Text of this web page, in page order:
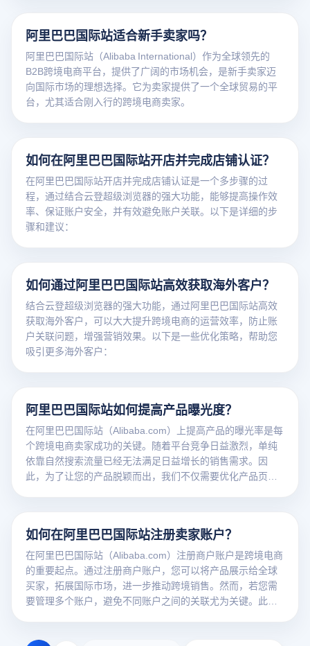
阿里巴巴国际站适合新手卖家吗？
阿里巴巴国际站（Alibaba International）作为全球领先的
B2B跨境电商平台，提供了广阔的市场机会，是新手卖家迈
向国际市场的理想选择。它为卖家提供了一个全球贸易的平
台，尤其适合刚入行的跨境电商卖家。
如何在阿里巴巴国际站开店并完成店铺认证？
在阿里巴巴国际站开店并完成店铺认证是一个多步骤的过
程，通过结合云登超级浏览器的强大功能，能够提高操作效
率、保证账户安全，并有效避免账户关联。以下是详细的步
骤和建议：
如何通过阿里巴巴国际站高效获取海外客户？
结合云登超级浏览器的强大功能，通过阿里巴巴国际站高效
获取海外客户，可以大大提升跨境电商的运营效率，防止账
户关联问题，增强营销效果。以下是一些优化策略，帮助您
吸引更多海外客户：
阿里巴巴国际站如何提高产品曝光度？
在阿里巴巴国际站（Alibaba.com）上提高产品的曝光率是每
个跨境电商卖家成功的关键。随着平台竞争日益激烈，单纯
依靠自然搜索流量已经无法满足日益增长的销售需求。因
此，为了让您的产品脱颖而出，我们不仅需要优化产品页
如何在阿里巴巴国际站注册卖家账户？
在阿里巴巴国际站（Alibaba.com）注册商户账户是跨境电商
的重要起点。通过注册商户账户，您可以将产品展示给全球
买家，拓展国际市场，进一步推动跨境销售。然而，若您需
要管理多个账户，避免不同账户之间的关联尤为关键。此